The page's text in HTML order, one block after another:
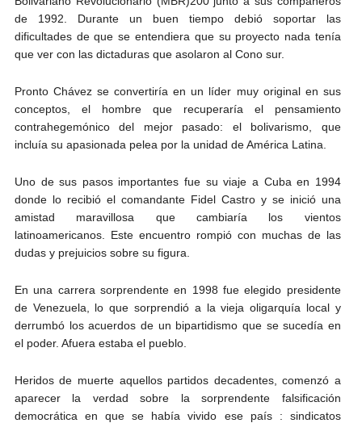
de 1992. Durante un buen tiempo debió soportar las
dificultades de que se entendiera que su proyecto nada tenía
que ver con las dictaduras que asolaron al Cono sur.
Pronto Chávez se convertiría en un líder muy original en sus
conceptos, el hombre que recuperaría el pensamiento
contrahegemónico del mejor pasado: el bolivarismo, que
incluía su apasionada pelea por la unidad de América Latina.
Uno de sus pasos importantes fue su viaje a Cuba en 1994
donde lo recibió el comandante Fidel Castro y se inició una
amistad maravillosa que cambiaría los vientos
latinoamericanos. Este encuentro rompió con muchas de las
dudas y prejuicios sobre su figura.
En una carrera sorprendente en 1998 fue elegido presidente
de Venezuela, lo que sorprendió a la vieja oligarquía local y
derrumbó los acuerdos de un bipartidismo que se sucedía en
el poder. Afuera estaba el pueblo.
Heridos de muerte aquellos partidos decadentes, comenzó a
aparecer la verdad sobre la sorprendente falsificación
democrática en que se había vivido ese país : sindicatos